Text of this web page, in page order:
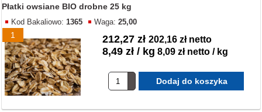
1
Płatki owsiane BIO drobne 25 kg
Kod Bakaliowo: 1365 Waga:25,00
212,27 zł 202,16 zł netto
8,49 zł / kg 8,09 zł netto / kg